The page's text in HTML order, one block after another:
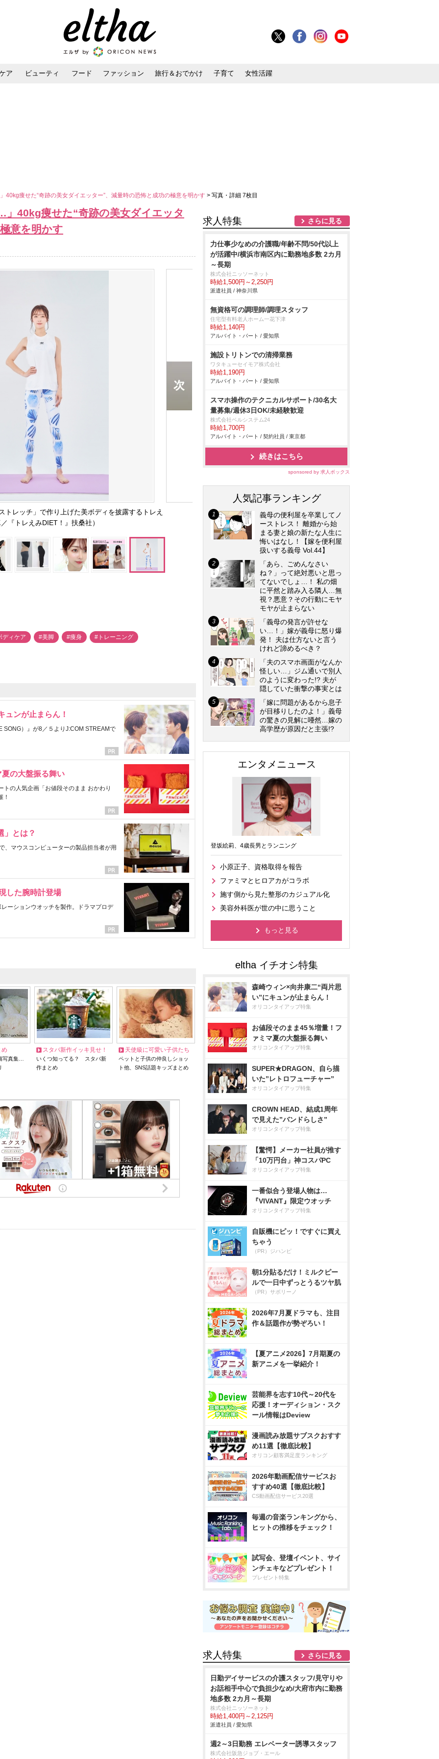
ア ビューティ フード ファッション 旅行＆おでかけ 子育て 女性活躍
40kg痩せた“奇跡の美女ダイエッター”、減量時の恐怖と成功の極意を明かす > 写真・詳細 7枚目
40kg痩せた“奇跡の美女ダイエッタ
意を明かす
トレッチ」で作り上げた美ボディを披露するトレえ
『トレえみDIET！』扶桑社）
ディケア #美脚 #痩身 #トレーニング
ュンが止まらん！
SONG）』が8／５よりJ:COM STREAMで
の大盤振る舞い
の人気企画「お値段そのまま おかわり
！
」とは？
、マウスコンピューターの製品担当者が用
した腕時計登場
ーションウオッチを製作。ドラマプロデ
め
写真集…
スタバ新作イッキ見せ！
いくつ知ってる？ スタバ新
作まとめ
天使級に可愛い子供たち
ペットと子供の仲良しショッ
ト他、SNS話題キッズまとめ
求人特集 さらに見る
力仕事少なめの介護職/年齢不問/50代以上
が活躍中/横浜市南区内に勤務地多数 2カ月
～長期
株式会社ニッソーネット
時給1,500円～2,250円
派遣社員 / 神奈川県
無資格可の調理師/調理スタッフ
住宅型有料老人ホーム一花下津
時給1,140円
アルバイト・パート / 愛知県
施設トリトンでの清掃業務
ワタキューセイモア株式会社
時給1,190円
アルバイト・パート / 愛知県
スマホ操作のテクニカルサポート/30名大
量募集/週休3日OK/未経験歓迎
株式会社ベルシステム24
時給1,700円
アルバイト・パート / 契約社員 / 東京都
続きはこちら
sponsored by 求人ボックス
人気記事ランキング
義母の便利屋を卒業してノ
ーストレス！ 離婚から始
まる妻と娘の新たな人生に
悔いはなし！【嫁を便利屋
扱いする義母 Vol.44】
「あら、ごめんなさい
ね？」って絶対悪いと思っ
てないでしょ…！ 私の畑
に平然と踏み入る隣人…無
視？悪意？その行動にモヤ
モヤが止まらない
「義母の発言が許せな
い…！」嫁が義母に怒り爆
発！ 夫は仕方ないと言う
けれど諦めるべき？
「夫のスマホ画面がなんか
怪しい…」ジム通いで別人
のように変わった!? 夫が
隠していた衝撃の事実とは
「嫁に問題があるから息子
が目移りしたのよ！」義母
の驚きの見解に唖然…嫁の
高学歴が原因だと主張!?
エンタメニュース
登坂絵莉、4歳長男とランニング
小原正子、資格取得を報告
ファミマとヒロアカがコラボ
施す側から見た整形のカジュアル化
美容外科医が世の中に思うこと
もっと見る
森崎ウィン×向井康二“両片思
い”にキュンが止まらん！
オリコンタイアップ特集
お値段そのまま45％増量！フ
ァミマ夏の大盤振る舞い
オリコンタイアップ特集
SUPER★DRAGON、自ら描
いた”レトロフューチャー”
オリコンタイアップ特集
CROWN HEAD、結成1周年
で見えた”バンドらしさ”
オリコンタイアップ特集
【驚愕】メーカー社員が推す
「10万円台」神コスパPC
オリコンタイアップ特集
一番似合う登場人物は…
『VIVANT』限定ウオッチ
オリコンタイアップ特集
自販機にピッ！ですぐに買え
ちゃう
（PR）ジハンピ
朝1分貼るだけ！ミルクピー
ルで一日中ずっとうるツヤ肌
（PR）サボリーノ
2026年7月夏ドラマも、注目
作＆話題作が勢ぞろい！
【夏アニメ2026】7月期夏の
新アニメを一挙紹介！
芸能界を志す10代～20代を
応援！オーディション・スク
ール情報はDeview
漫画読み放題サブスクおすす
め11選【徹底比較】
オリコン顧客満足度ランキング
2026年動画配信サービスお
すすめ40選【徹底比較】
CS動画配信サービス20選
毎週の音楽ランキングから、
ヒットの推移をチェック！
試写会、登壇イベント、サイ
ンチェキなどプレゼント！
プレゼント特集
求人特集 さらに見る
日勤デイサービスの介護スタッフ/見守り
お話相手中心で負担少なめ/大府市内に勤務
地多数 2カ月～長期
株式会社ニッソーネット
時給1,400円～2,125円
派遣社員 / 愛知県
週2～3日勤務 エレベーター誘導スタッフ
株式会社阪急ジョブ・エール